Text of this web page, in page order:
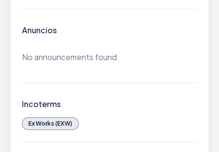
Anuncios
No announcements found.
Incoterms
Ex Works (EXW)